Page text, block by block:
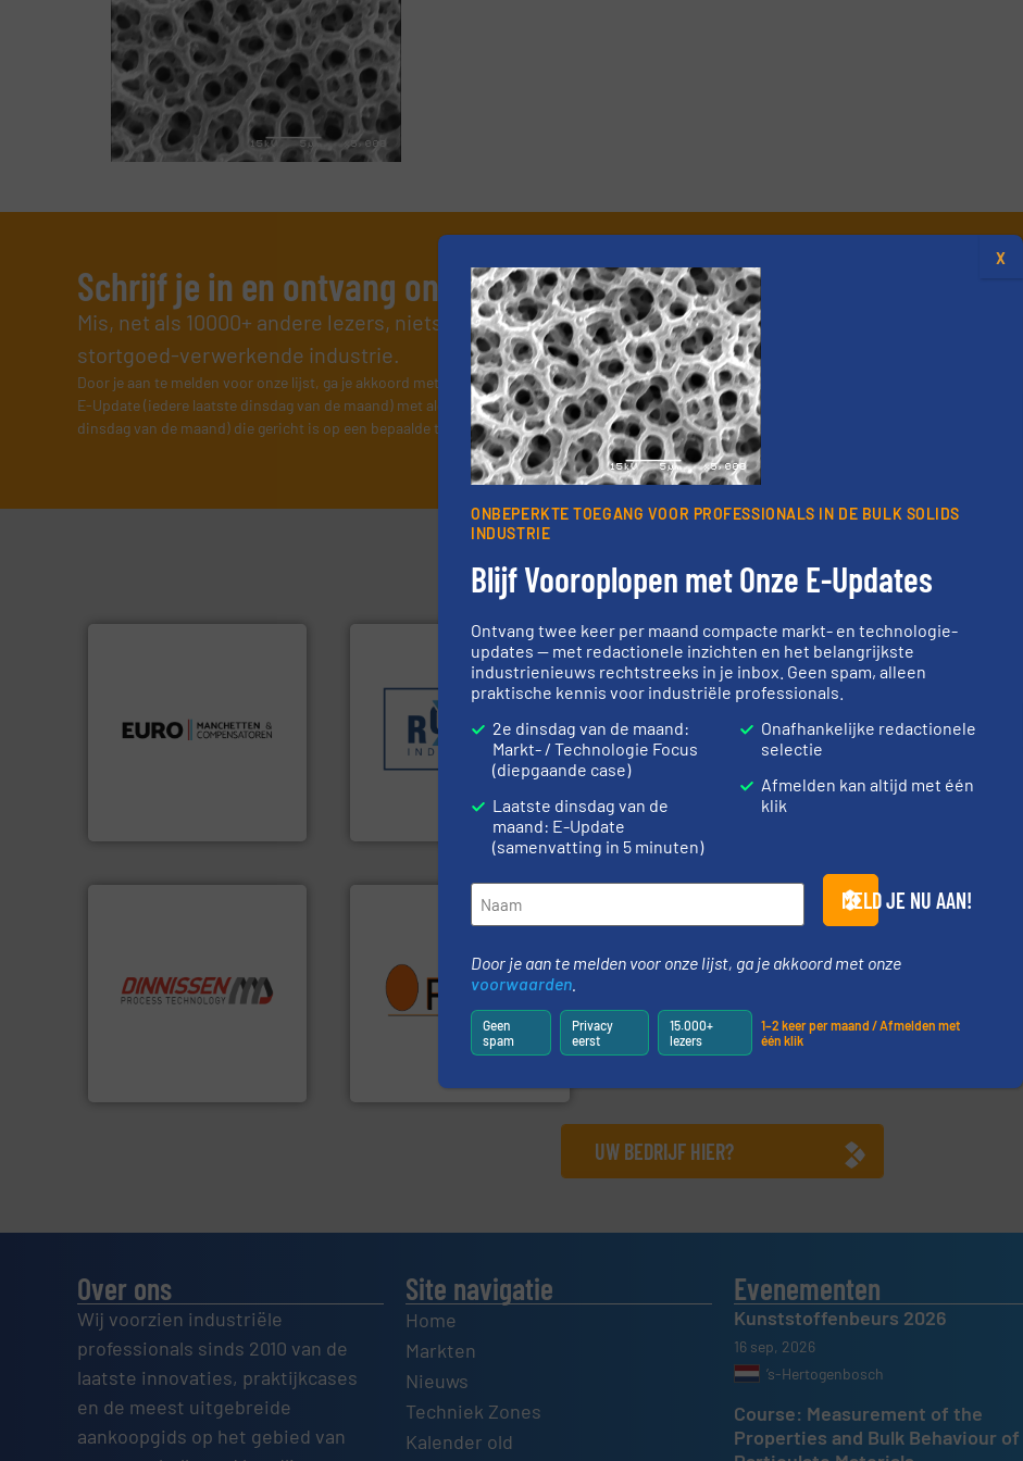
Schrijf je in en ontvang ons nieuws
Mis, net als 10000+ andere lezers, niets meer van de (technische) ontwikkelingen binnen de
stortgoed-verwerkende industrie.
Door je aan te melden voor onze lijst, ga je akkoord met onzevoorwaarden. We versturen maandelijks twee nieuwsbrieven, de maandelijkse
E-Update (iedere laatste dinsdag van de maand) met algemene updates uit de branche en één E-Product nieuwsbrief (iedere tweede
dinsdag van de maand) die gericht is op een bepaalde technologie.
Partners
dan dertig jaar actief op het
gebied van flexibele
gespecialiseerd in weeg-,
verpakking- en
transportprocessen die
klanten in verschillende
sectoren hebben geholpen.
Hethon Nederland BV
HETHON is wereldwijd
specialist in poeder- en
vloeistofdosering, met
name bij lastig te verwerken
materialen. Meer info ➜
AB Weegtechniek
biedt naast een
aan
componenten
geautomatiseerde
stortgoedtechnologie.
Trusted by the best”.Meer
info ➜
Van Low Budget Stofmeting
tot Broken Bag Detection,
van officiële mg/Nm³ tot
QAL1 metingen: Optyl is het
aanspreekpunt voor uw
vragen omtrent stof. Meer
UW BEDRIJF HIER?
Over ons
Wij voorzien industriële
professionals sinds 2010 van de
laatste innovaties, praktijkcases
en de meest uitgebreide
aankoopgids op het gebied van
Site navigatie
Home
Markten
Nieuws
Techniek Zones
Kalender old
Evenementen
Kunststoffenbeurs 2026
16 sep, 2026
’s-Hertogenbosch
Course: Measurement of the
Properties and Bulk Behaviour of
ONBEPERKTE TOEGANG VOOR PROFESSIONALS IN DE BULK SOLIDS
INDUSTRIE
Blijf Vooroplopen met Onze E-Updates
Ontvang twee keer per maand compacte markt- en technologie-
updates — met redactionele inzichten en het belangrijkste
industrienieuws rechtstreeks in je inbox. Geen spam, alleen
praktische kennis voor industriële professionals.
2e dinsdag van de maand:
Markt- / Technologie Focus
(diepgaande case)
Laatste dinsdag van de
maand: E-Update
(samenvatting in 5 minuten)
Onafhankelijke redactionele
selectie
Afmelden kan altijd met één
klik
MELD JE NU AAN!
Door je aan te melden voor onze lijst, ga je akkoord met onze
voorwaarden
Geen
spam
Privacy
eerst
15.000+
lezers
1–2 keer per maand / Afmelden met
één klik
X